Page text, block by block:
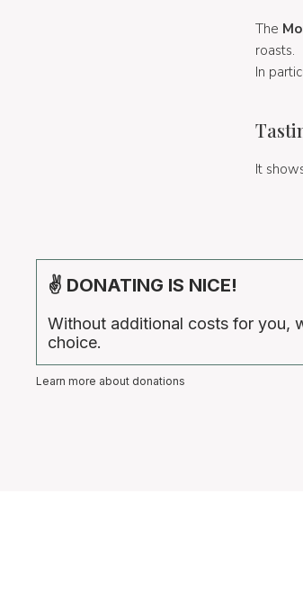
The
roasts.
In
It
✌ DONATING IS NICE!
Without additional costs for you,
choice.
Learn more about donations